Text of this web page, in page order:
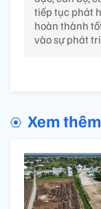
tiếp tục phát
hoàn thành
vào sự phát
Xem thêm